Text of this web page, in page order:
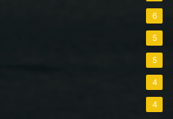
6
5
5
4
4